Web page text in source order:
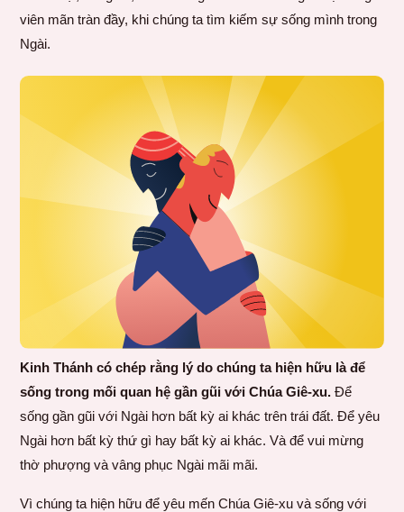
viên mãn tràn đầy, khi chúng ta tìm kiếm sự sống mình trong
Ngài.
Kinh Thánh có chép rằng lý do chúng ta hiện hữu là để
sống trong mối quan hệ gần gũi với Chúa Giê-xu. Để
sống gần gũi với Ngài hơn bất kỳ ai khác trên trái đất. Để yêu
Ngài hơn bất kỳ thứ gì hay bất kỳ ai khác. Và để vui mừng
thờ phượng và vâng phục Ngài mãi mãi.
Vì chúng ta hiện hữu để yêu mến Chúa Giê-xu và sống với